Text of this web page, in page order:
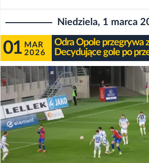
Niedziela, 1 marca
01 MAR
2026
Odra Opole przegrywa
Decydujące gole po